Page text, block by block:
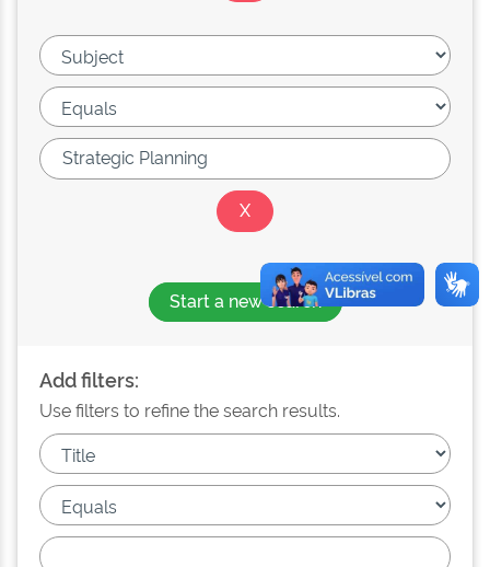
Start a new search
Add filters:
Use filters to refine the search results.